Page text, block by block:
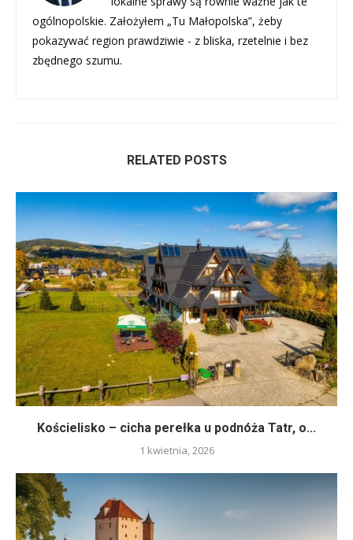
ogólnopolskie. Założyłem „Tu Małopolska”, żeby
pokazywać region prawdziwie - z bliska, rzetelnie i bez
zbędnego szumu.
RELATED POSTS
Kościelisko – cicha perełka u podnóża Tatr, o...
1 kwietnia, 2026